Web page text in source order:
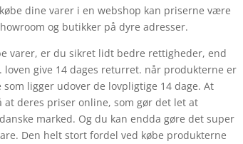
dine varer i en webshop kan priserne være
og butikker på dyre adresser.
varer, er du sikret lidt bedre rettigheder, end
give 14 dages returret. når produkterne er
ligger udover de lovpligtige 14 dage. At
deres priser online, som gør det let at
marked. Og du kan endda gøre det super
Den helt stort fordel ved købe produkterne